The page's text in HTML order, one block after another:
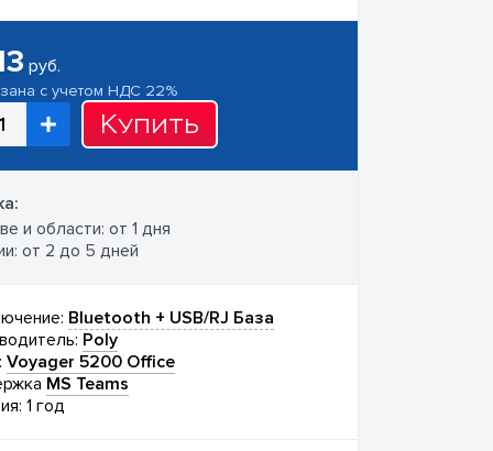
руб.
с учетом НДС 22%
Купить
и области: от 1 дня
от 2 до 5 дней
Bluetooth + USB/RJ База
Poly
Voyager 5200 Office
MS Teams
1 год